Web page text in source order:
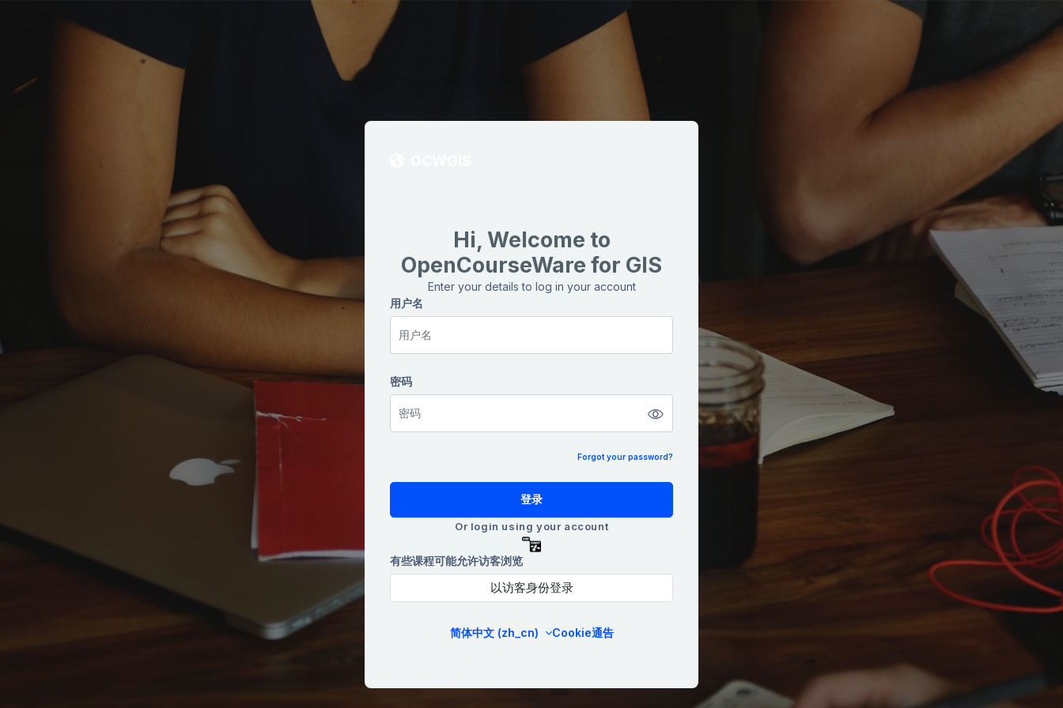
Hi, Welcome to
OpenCourseWare for GIS
Enter your details to log in your account
用户名
用户名
密码
密码
Forgot your password?
登录
Or login using your account
有些课程可能允许访客浏览
以访客身份登录
简体中文 ‎(zh_cn)‎ Cookie通告